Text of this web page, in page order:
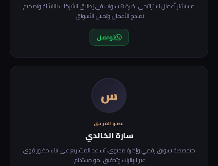
مستشار أعمال استراتيجي بخبرة 8 سنوات في إطلاق الشركات الناشئة وتصميم
نماذج الأعمال وتحليل الأسواق.
تواصل
س
عضو الفريق
سارة الخالدي
متخصصة تسويق رقمي وإدارة محتوى، تساعد المشاريع على بناء حضور قوي
عبر الإنترنت وتحقيق نمو مستدام.